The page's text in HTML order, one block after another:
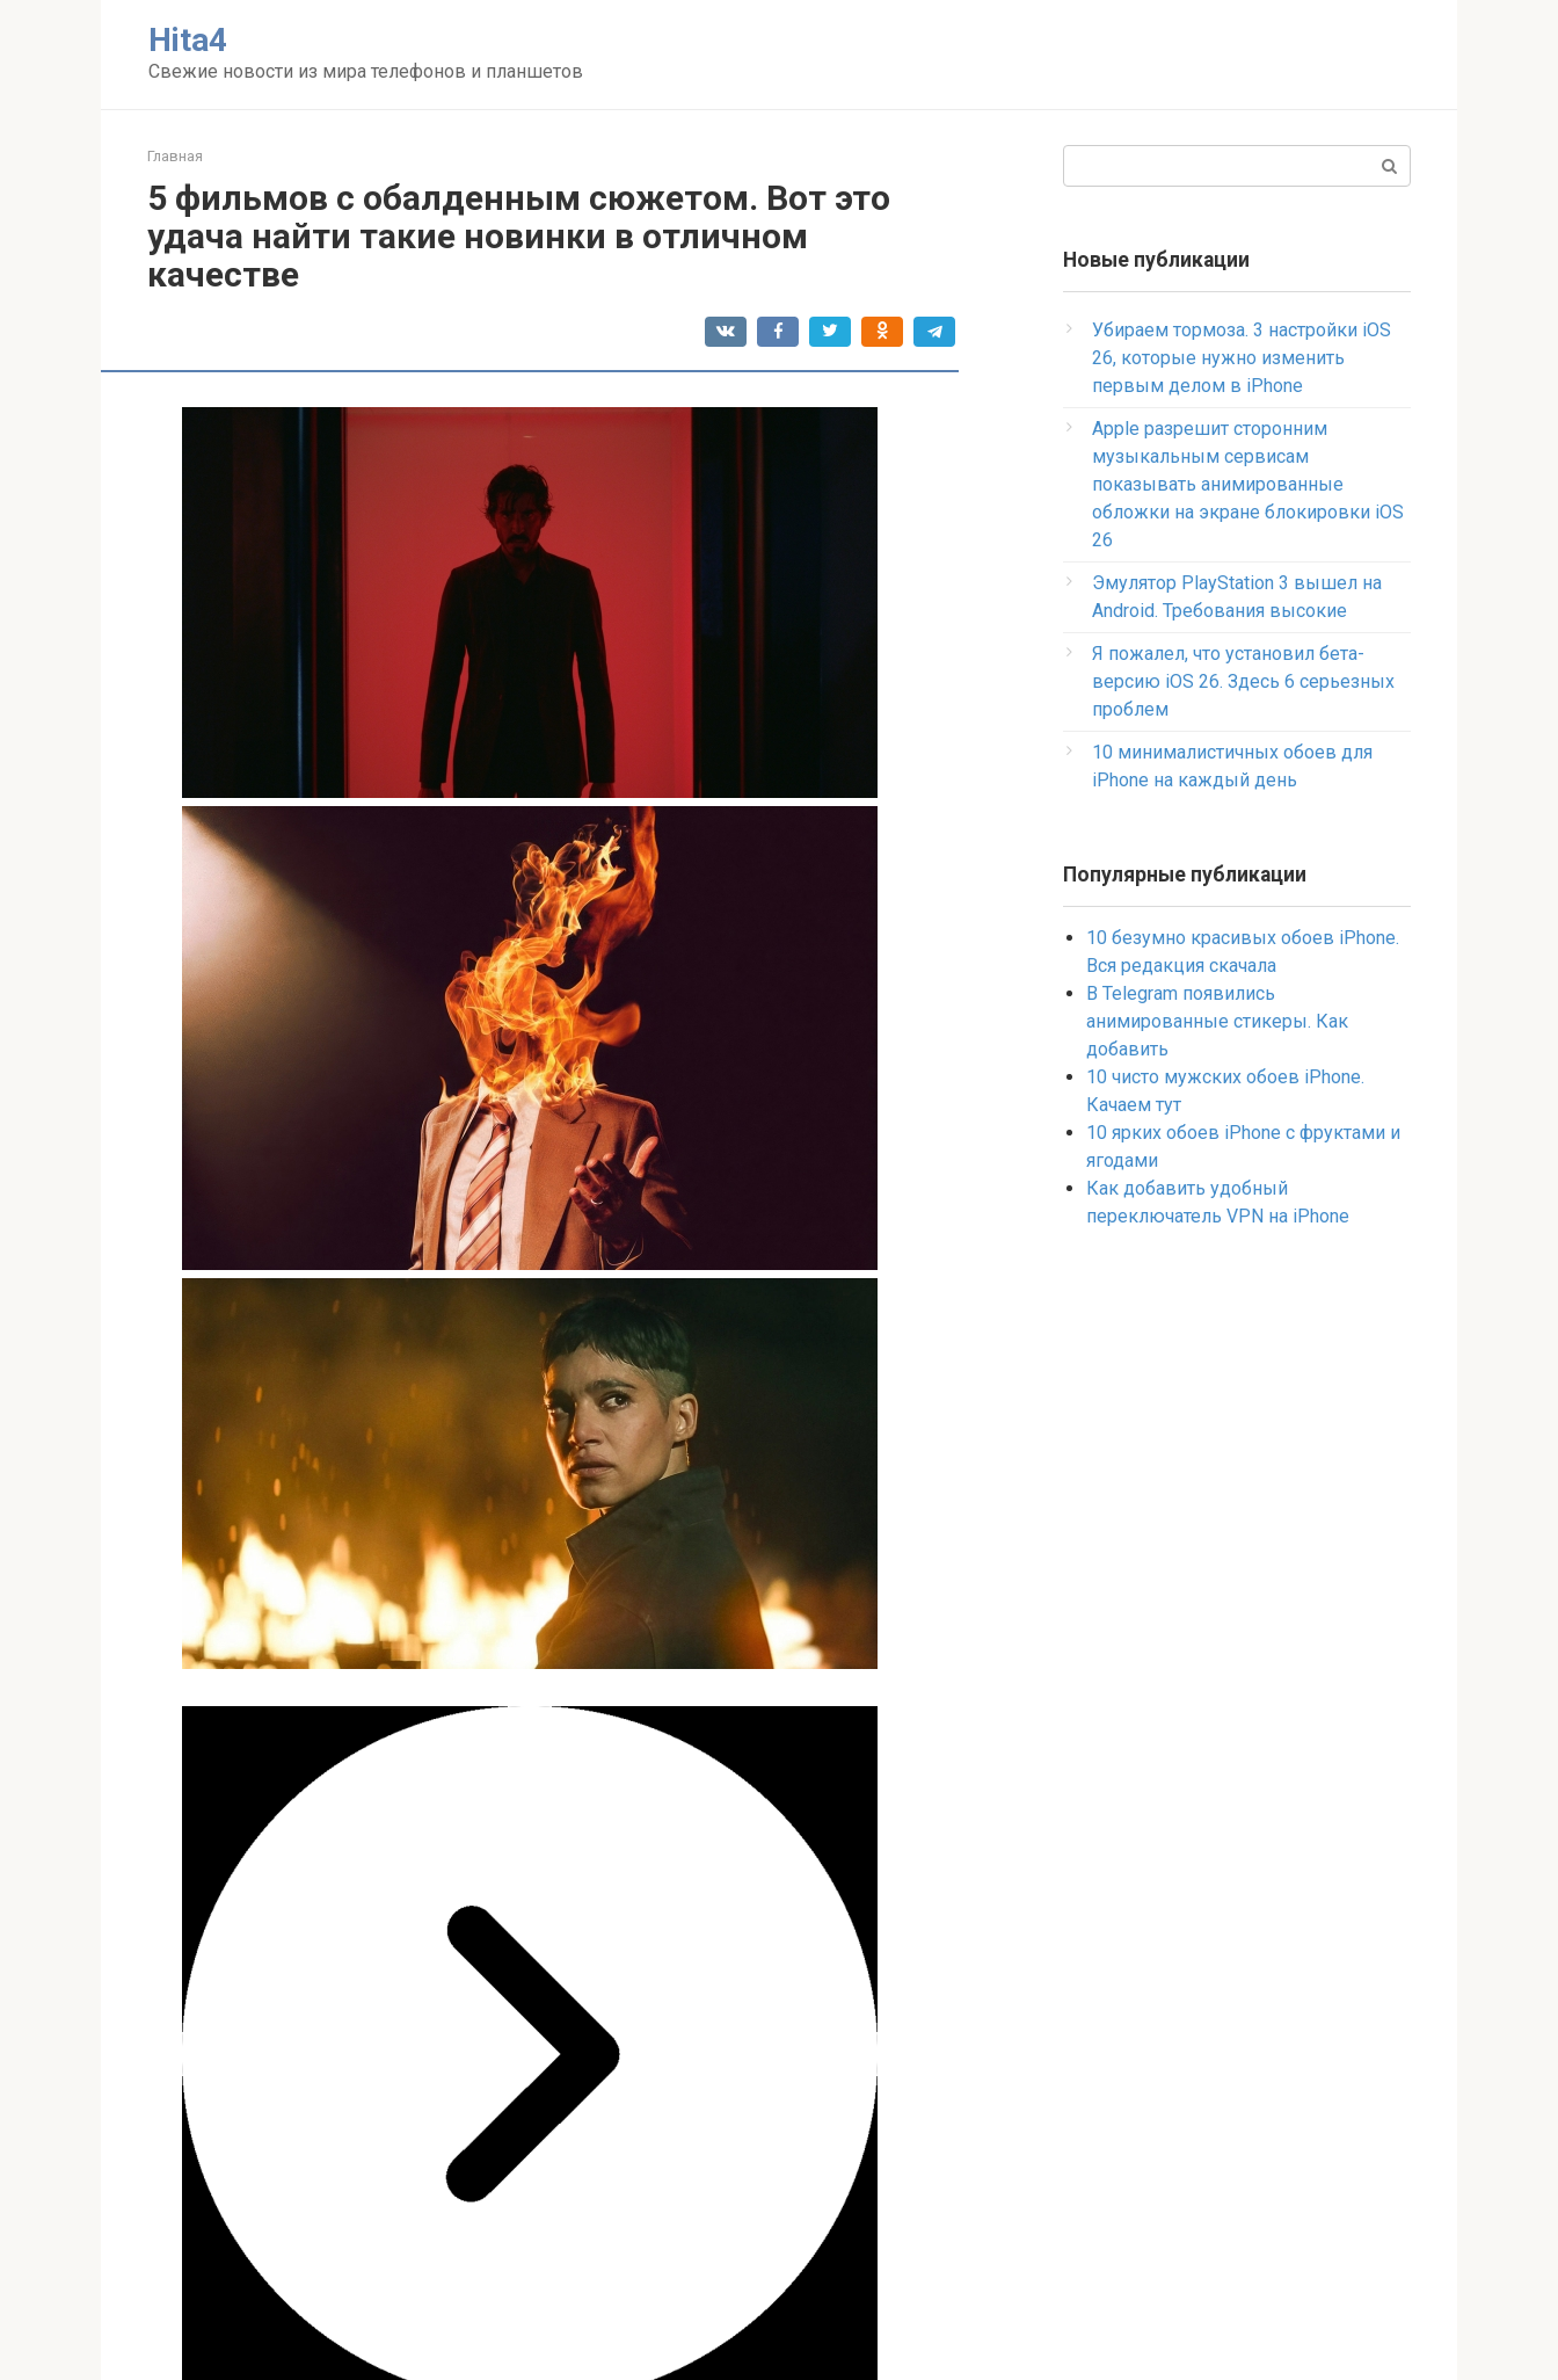
Нita4
Свежие новости из мира телефонов и планшетов
Главная
5 фильмов с обалденным сюжетом. Вот это
удача найти такие новинки в отличном
качестве
Новые публикации
Убираем тормоза. 3 настройки iOS
26, которые нужно изменить
первым делом в iPhone
Apple разрешит сторонним
музыкальным сервисам
показывать анимированные
обложки на экране блокировки iOS
26
Эмулятор PlayStation 3 вышел на
Android. Требования высокие
Я пожалел, что установил бета-
версию iOS 26. Здесь 6 серьезных
проблем
10 минималистичных обоев для
iPhone на каждый день
Популярные публикации
10 безумно красивых обоев iPhone.
Вся редакция скачала
В Telegram появились
анимированные стикеры. Как
добавить
10 чисто мужских обоев iPhone.
Качаем тут
10 ярких обоев iPhone с фруктами и
ягодами
Как добавить удобный
переключатель VPN на iPhone